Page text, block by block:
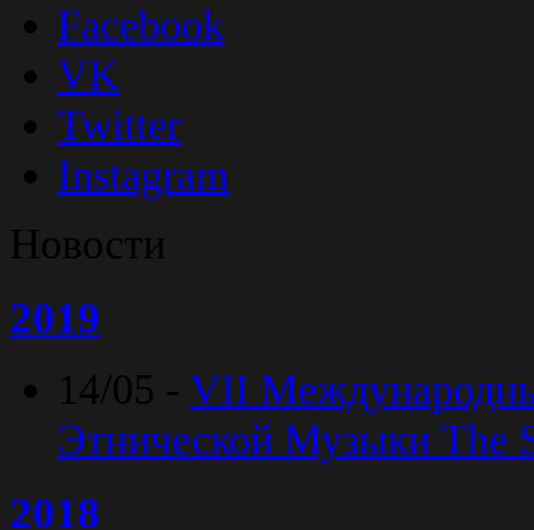
Facebook
VK
Twitter
Instagram
Новости
2019
14/05 - VII
Этнической Музыки The
2018